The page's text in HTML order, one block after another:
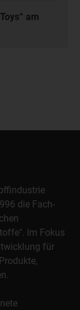
am
die Fach-
Im Fokus
für